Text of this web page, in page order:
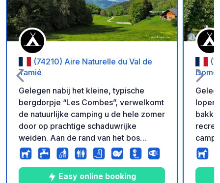
(74210) Aire Naturelle du Val de
Tamié
Gelegen nabij het kleine, typische
bergdorpje “Les Combes”, verwelkomt
de natuurlijke camping u de hele zomer
door op prachtige schaduwrijke
weiden. Aan de rand van het bos
heerst er een betoverende rust. In dit
groene gehucht in het bekende Massif
des Bauges vindt u 30
Easy online booking
lopen
die
met
plek